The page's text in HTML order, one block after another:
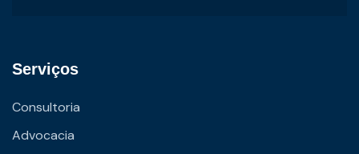
Serviços
Consultoria
Advocacia